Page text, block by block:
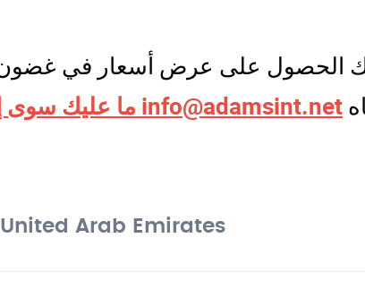
info@adamsint.net
United Arab Emirates